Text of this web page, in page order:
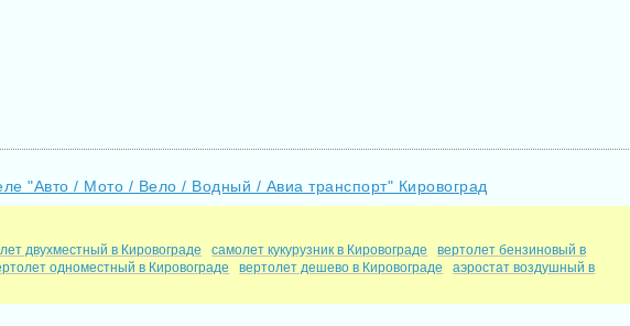
"Авто / Мото / Вело / Водный / Авиа транспорт" Кировоград
двухместный в Кировограде самолет кукурузник в Кировограде
вертолет бензиновый в
одноместный в Кировограде вертолет дешево в Кировограде
аэростат воздушный в